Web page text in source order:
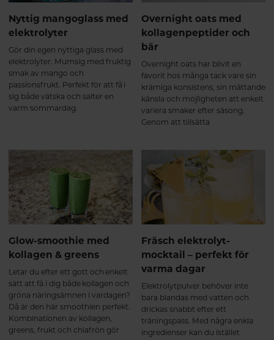
Nyttig mangoglass med
elektrolyter
Gör din egen nyttiga glass med
elektrolyter. Mumsig med fruktig
smak av mango och
passionsfrukt. Perfekt för att få i
sig både vätska och salter en
varm sommardag.
Overnight oats med
kollagenpeptider och
bär
Overnight oats har blivit en
favorit hos många tack vare sin
krämiga konsistens, sin mättande
känsla och möjligheten att enkelt
variera smaker efter säsong.
Genom att tillsätta
att använda produkten varje dag.
Kollagenpeptiderna har neutral
smak och löser sig lätt i
blandningen, vilket gör dem till
ett naturligt inslag i din
morgonrutin.
Glow-smoothie med
kollagen & greens
Letar du efter ett gott och enkelt
sätt att få i dig både kollagen och
gröna näringsämnen i vardagen?
Då är den här smoothien perfekt.
Kombinationen av kollagen,
greens, frukt och chiafrön gör
Fräsch elektrolyt-
mocktail – perfekt för
varma dagar
Elektrolytpulver behöver inte
bara blandas med vatten och
drickas snabbt efter ett
träningspass. Med några enkla
ingredienser kan du istället